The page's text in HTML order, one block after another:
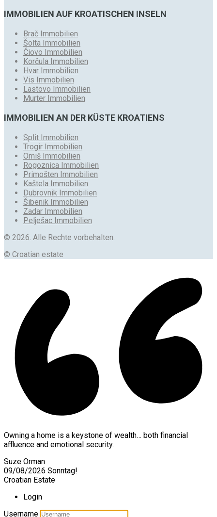
IMMOBILIEN AUF KROATISCHEN INSELN
Brač Immobilien
Šolta Immobilien
Čiovo Immobilien
Korčula Immobilien
Hvar Immobilien
Vis Immobilien
Lastovo Immobilien
Murter Immobilien
IMMOBILIEN AN DER KÜSTE KROATIENS
Split Immobilien
Trogir Immobilien
Omiš Immobilien
Rogoznica Immobilien
Primošten Immobilien
Kaštela Immobilien
Dubrovnik Immobilien
Šibenik Immobilien
Zadar Immobilien
Pelješac Immobilien
© 2026. Alle Rechte vorbehalten.
© Croatian estate
Owning a home is a keystone of wealth… both financial
affluence and emotional security.
Suze Orman
09/08/2026 Sonntag!
Croatian Estate
Login
Username